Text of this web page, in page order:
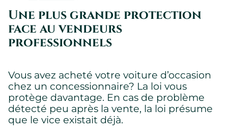
Une plus grande protection
face au vendeurs
professionnels
Vous avez acheté votre voiture d’occasion
chez un concessionnaire? La loi vous
protège davantage. En cas de problème
détecté peu après la vente, la loi présume
que le vice existait déjà.